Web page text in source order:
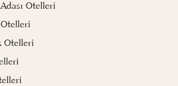
Otelleri
Otelleri